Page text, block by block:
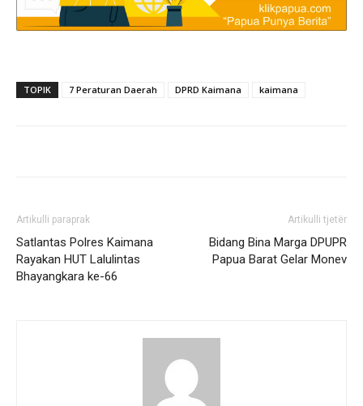
TOPIK 7 Peraturan Daerah DPRD Kaimana kaimana
Artikulli paraprak
Satlantas Polres Kaimana
Rayakan HUT Lalulintas
Bhayangkara ke-66
Artikulli tjetër
Bidang Bina Marga DPUPR
Papua Barat Gelar Monev